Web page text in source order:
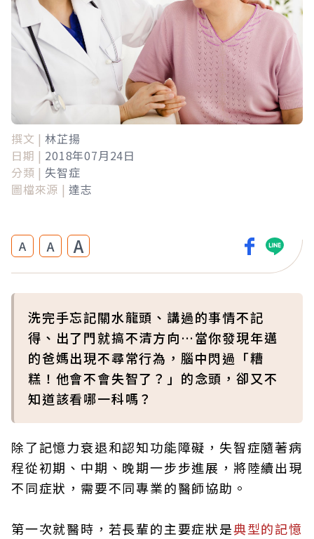
撰文 | 林芷揚
日期 | 2018年07月24日
分類 | 失智症
圖檔來源 | 達志
A A A
洗完手忘記關水龍頭、講過的事情不記
得、出了門就搞不清方向…當你發現年邁
的爸媽出現不尋常行為，腦中閃過「糟
糕！他會不會失智了？」的念頭，卻又不
知道該看哪一科嗎？
除了記憶力衰退和認知功能障礙，失智症隨著病
程從初期、中期、晚期一步步進展，將陸續出現
不同症狀，需要不同專業的醫師協助。
第一次就醫時，若長輩的主要症狀是典型的記憶